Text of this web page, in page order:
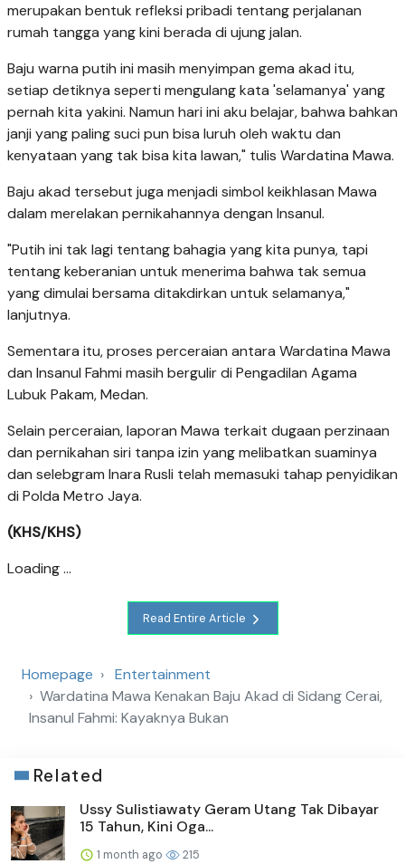
merupakan bentuk refleksi pribadi tentang perjalanan
rumah tangga yang kini berada di ujung jalan.
Baju warna putih ini masih menyimpan gema akad itu,
setiap detiknya seperti mengulang kata 'selamanya' yang
pernah kita yakini. Namun hari ini aku belajar, bahwa bahkan
janji yang paling suci pun bisa luruh oleh waktu dan
kenyataan yang tak bisa kita lawan," tulis Wardatina Mawa.
Baju akad tersebut juga menjadi simbol keikhlasan Mawa
dalam merelakan pernikahannya dengan Insanul.
"Putih ini tak lagi tentang bahagia yang kita punya, tapi
tentang keberanian untuk menerima bahwa tak semua
yang dimulai bersama ditakdirkan untuk selamanya,"
lanjutnya.
Sementara itu, proses perceraian antara Wardatina Mawa
dan Insanul Fahmi masih bergulir di Pengadilan Agama
Lubuk Pakam, Medan.
Selain perceraian, laporan Mawa terkait dugaan perzinaan
dan pernikahan siri tanpa izin yang melibatkan suaminya
dan selebgram Inara Rusli telah memasuki tahap penyidikan
di Polda Metro Jaya.
(KHS/KHS)
Loading ...
Read Entire Article
Homepage
Entertainment
Wardatina Mawa Kenakan Baju Akad di Sidang Cerai,
Insanul Fahmi: Kayaknya Bukan
Related
Ussy Sulistiawaty Geram Utang Tak Dibayar
15 Tahun, Kini Oga...
1 month ago 215